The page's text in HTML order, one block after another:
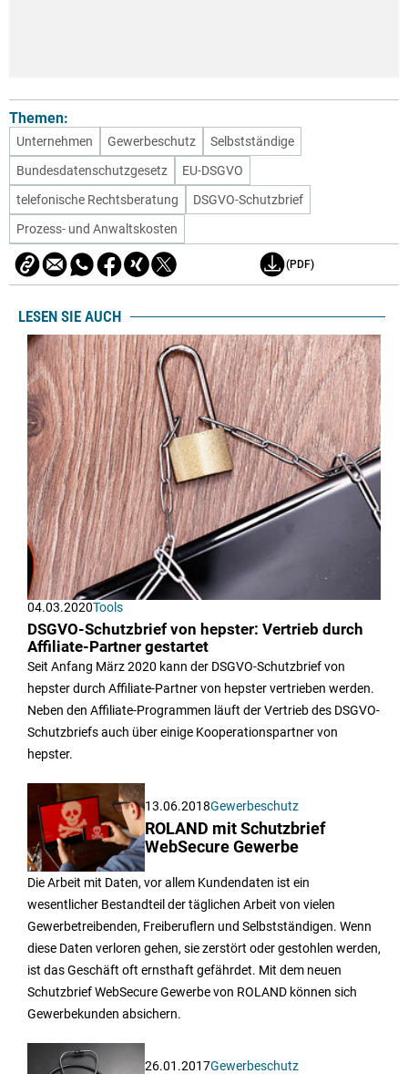
Themen:
Unternehmen Gewerbeschutz
Selbstständige
Bundesdatenschutzgesetz
EU-DSGVO
telefonische Rechtsberatung
DSGVO-Schutzbrief
Prozess- und Anwaltskosten
(PDF)
LESEN SIE AUCH
04.03.2020Tools
DSGVO-Schutzbrief von hepster: Vertrieb durch
Affiliate-Partner gestartet
Seit Anfang März 2020 kann der DSGVO-Schutzbrief von
hepster durch Affiliate-Partner von hepster vertrieben werden.
Neben den Affiliate-Programmen läuft der Vertrieb des DSGVO-
Schutzbriefs auch über einige Kooperationspartner von
hepster.
13.06.2018Gewerbeschutz
ROLAND mit Schutzbrief
WebSecure Gewerbe
Die Arbeit mit Daten, vor allem Kundendaten ist ein
wesentlicher Bestandteil der täglichen Arbeit von vielen
Gewerbetreibenden, Freiberuflern und Selbstständigen. Wenn
diese Daten verloren gehen, sie zerstört oder gestohlen werden,
ist das Geschäft oft ernsthaft gefährdet. Mit dem neuen
Schutzbrief WebSecure Gewerbe von ROLAND können sich
Gewerbekunden absichern.
26.01.2017Gewerbeschutz